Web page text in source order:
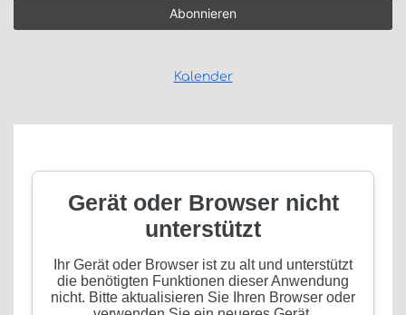
Kalender